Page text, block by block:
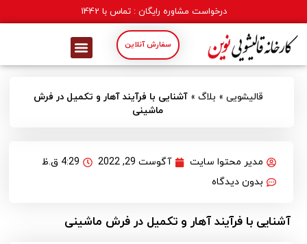
درخواست مشاوره رایگان : تماس با 1442
سفارش آنلاین
قالیشویی » بلاگ »آشنایی با فرآیند آهار و تکمیل در فرش
ماشینی
مدیر محتوا سایت آگوست 29, 2022
4:29 ق.ظ
بدون دیدگاه
آشنایی با فرآیند آهار و تکمیل در فرش ماشینی